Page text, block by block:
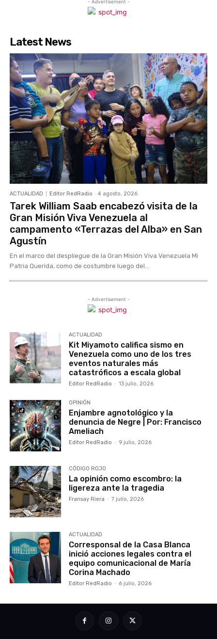
- Advertisement -
Latest News
ACTUALIDAD Editor RedRadio - 4 agosto, 2026
Tarek William Saab encabezó visita de la
Gran Misión Viva Venezuela al
campamento «Terrazas del Alba» en San
Agustín
En el marco del despliegue de la Gran Misión Viva Venezuela Mi
Patria Querida, como de costumbre luego del...
- Advertisement -
ACTUALIDAD
Kit Miyamoto califica sismo en
Venezuela como uno de los tres
eventos naturales más
catastróficos a escala global
Editor RedRadio - 13 julio, 2026
OPINIÓN
Enjambre agnotológico y la
denuncia de Negre | Por: Francisco
Ameliach
Editor RedRadio - 9 julio, 2026
CÓDIGO ROJO
La opinión como escombro: la
ligereza ante la tragedia
Fransay Riera - 7 julio, 2026
ACTUALIDAD
Corresponsal de la Casa Blanca
inició acciones legales contra el
equipo comunicacional de María
Corina Machado
Editor RedRadio - 6 julio, 2026